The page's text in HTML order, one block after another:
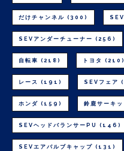
だけチャンネル (300)
SEVアンダーチューナー (256)
自転車 (218) トヨタ (210)
レース (191) SEVフェア
ホンダ (159) 鈴鹿サーキッ
SEVヘッドバランサーPU (146)
SEVエアバルブキャップ (131)